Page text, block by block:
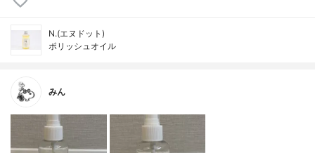
N.(エヌドット)
ポリッシュオイル
みん